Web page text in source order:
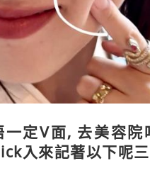
一定V面, 去美容院
入來記著以下呢三